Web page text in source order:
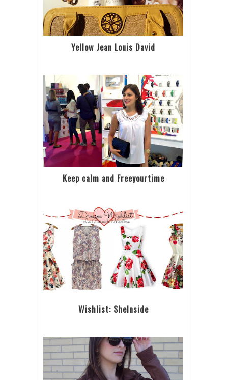
Yellow Jean Louis David
Keep calm and Freeyourtime
Wishlist: SheInside